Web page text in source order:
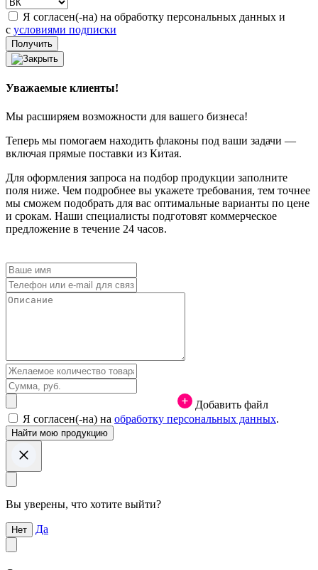
Я согласен(-на) на обработку персональных данных и
с условиями подписки
Уважаемые клиенты!
Мы расширяем возможности для вашего бизнеса!
Теперь мы помогаем находить флаконы под ваши задачи —
включая прямые поставки из Китая.
Для оформления запроса на подбор продукции заполните
поля ниже. Чем подробнее вы укажете требования, тем точнее
мы сможем подобрать для вас оптимальные варианты по цене
и срокам. Наши специалисты подготовят коммерческое
предложение в течение 24 часов.
Добавить файл
Я согласен(-на) на обработку персональных данных.
Вы уверены, что хотите выйти?
Нет Да